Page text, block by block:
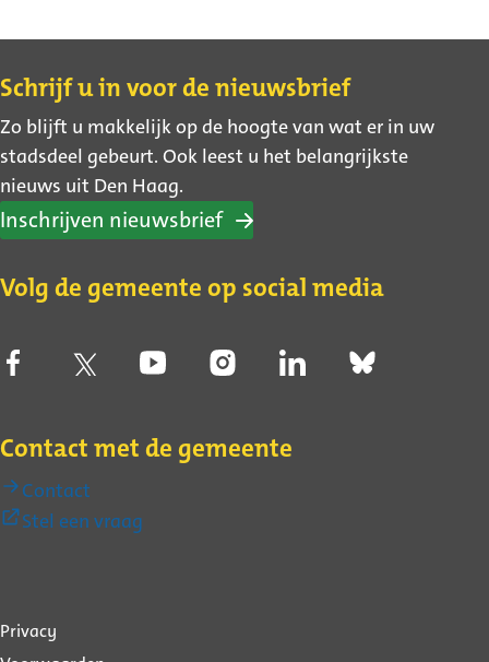
Contact
Schrijf u in voor de nieuwsbrief
Zo blijft u makkelijk op de hoogte van wat er in uw
stadsdeel gebeurt. Ook leest u het belangrijkste
nieuws uit Den Haag.
Inschrijven nieuwsbrief
Volg de gemeente op social media
Contact met de gemeente
Contact
Stel een vraag
Over
Privacy